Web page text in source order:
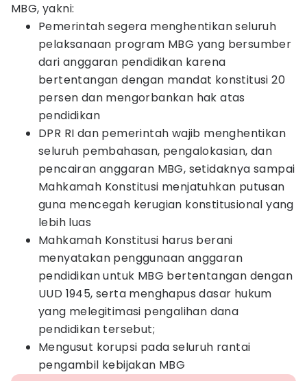
MBG, yakni:
Pemerintah segera menghentikan seluruh
pelaksanaan program MBG yang bersumber
dari anggaran pendidikan karena
bertentangan dengan mandat konstitusi 20
persen dan mengorbankan hak atas
pendidikan
DPR RI dan pemerintah wajib menghentikan
seluruh pembahasan, pengalokasian, dan
pencairan anggaran MBG, setidaknya sampai
Mahkamah Konstitusi menjatuhkan putusan
guna mencegah kerugian konstitusional yang
lebih luas
Mahkamah Konstitusi harus berani
menyatakan penggunaan anggaran
pendidikan untuk MBG bertentangan dengan
UUD 1945, serta menghapus dasar hukum
yang melegitimasi pengalihan dana
pendidikan tersebut;
Mengusut korupsi pada seluruh rantai
pengambil kebijakan MBG